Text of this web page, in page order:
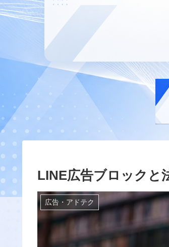
LINE広告ブロックと
広告・アドテク